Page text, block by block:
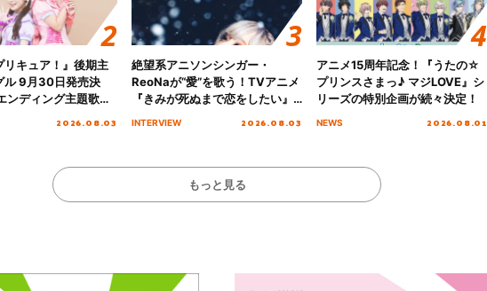
リキュア！』後期主
ル 9月30日発売決
ンディング主題歌
2026.08.03
絶望系アニソンシンガー・
ReoNaが“愛”を歌う！TVアニメ
『きみが死ぬまで恋をしたい』
INTERVIEW 2026.08.03
アニメ15周年記念！『うたの☆
プリンスさまっ♪ マジLOVE』シ
リーズの特別企画が続々決定！
NEWS 2026.08.01
もっと見る